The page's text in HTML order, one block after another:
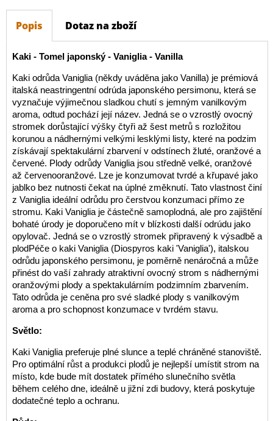
Popis Dotaz na zboží
Kaki - Tomel japonský - Vaniglia - Vanilla
Kaki odrůda Vaniglia (někdy uváděna jako Vanilla) je prémiová
italská neastringentní odrúda japonského persimonu, která se
vyznačuje výjimečnou sladkou chutí s jemným vanilkovým
aroma, odtud pochází její název. Jedná se o vzrostlý ovocný
stromek dorůstající výšky čtyři až šest metrů s rozložitou
korunou a nádhernými velkými lesklými listy, které na podzim
získávají spektakulární zbarvení v odstínech žluté, oranžové a
červené. Plody odrůdy Vaniglia jsou středně velké, oranžové
až červenooranžové. Lze je konzumovat tvrdé a křupavé jako
jablko bez nutnosti čekat na úplné změknutí. Tato vlastnost činí
z Vaniglia ideální odrůdu pro čerstvou konzumaci přímo ze
stromu. Kaki Vaniglia je částečně samoplodná, ale pro zajištění
bohaté úrody je doporučeno mít v blízkosti další odrúdu jako
opylovač. Jedná se o vzrostlý stromek připravený k výsadbě a
plodPéče o kaki Vaniglia (Diospyros kaki 'Vaniglia'), italskou
odrůdu japonského persimonu, je poměrně nenáročná a může
přinést do vaší zahrady atraktivní ovocný strom s nádhernými
oranžovými plody a spektakulárním podzimním zbarvením.
Tato odrůda je ceněna pro své sladké plody s vanilkovým
aroma a pro schopnost konzumace v tvrdém stavu.
Světlo:
Kaki Vaniglia preferuje plné slunce a teplé chráněné stanoviště.
Pro optimální růst a produkci plodů je nejlepší umístit strom na
místo, kde bude mít dostatek přímého slunečního světla
během celého dne, ideálně u jižní zdi budovy, která poskytuje
dodatečné teplo a ochranu.